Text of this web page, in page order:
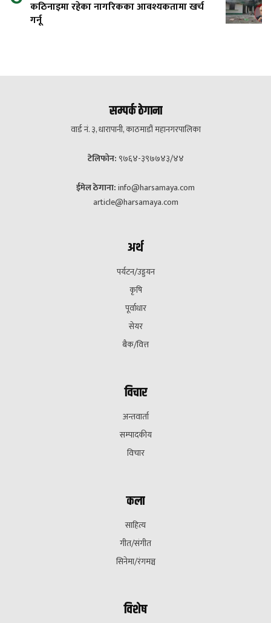
कठिनाइमा रहेका नागरिकका आवश्यकतामा खर्च
गर्नू
सम्पर्क ठेगाना
वार्ड नं. ३, धारापानी, काठमाडौं महानगरपालिका
टेलिफोन: ९७६४-३९७७४३/४४
ईमेल ठेगाना:info@harsamaya.com
article@harsamaya.com
अर्थ
पर्यटन/उड्डयन
कृषि
पूर्वाधार
सेयर
बैक/वित्त
विचार
अन्तवार्ता
सम्पादकीय
विचार
कला
साहित्य
गीत/संगीत
सिनेमा/रंगमञ्च
विशेष